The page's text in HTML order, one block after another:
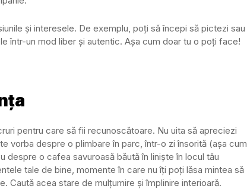
și interesele. De exemplu, poți să începi să pictezi sau
într-un mod liber și autentic. Așa cum doar tu o poți face!
pentru care să fii recunoscătoare. Nu uita să apreciezi
vorba despre o plimbare în parc, într-o zi însorită (așa cum
despre o cafea savuroasă băută în liniște în locul tău
tale de bine, momente în care nu îți poți lăsa mintea să
Caută acea stare de mulțumire și împlinire interioară.